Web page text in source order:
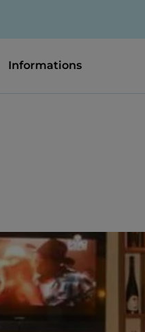
Informations